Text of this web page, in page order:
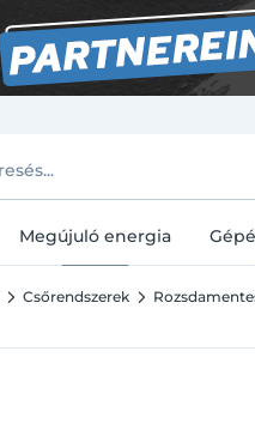
Megújuló energia
Csőrendszerek